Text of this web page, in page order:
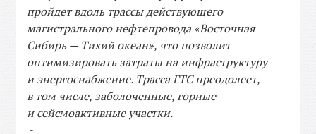
пройдет вдоль трассы действующего
магистрального нефтепровода «Восточная
Сибирь — Тихий океан», что позволит
оптимизировать затраты на инфраструктуру
и энергоснабжение. Трасса ГТС преодолеет,
в том числе, заболоченные, горные
и сейсмоактивные участки.
-